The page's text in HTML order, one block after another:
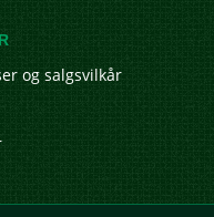
og salgsvilkår